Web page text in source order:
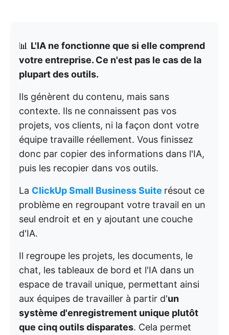
📊 L'IA ne fonctionne que si elle comprend
votre entreprise. Ce n'est pas le cas de la
plupart des outils.
Ils génèrent du contenu, mais sans
contexte. Ils ne connaissent pas vos
projets, vos clients, ni la façon dont votre
équipe travaille réellement. Vous finissez
donc par copier des informations dans l'IA,
puis les recopier dans vos outils.
La ClickUp Small Business Suite résout ce
problème en regroupant votre travail en un
seul endroit et en y ajoutant une couche
d'IA.
Il regroupe les projets, les documents, le
chat, les tableaux de bord et l'IA dans un
espace de travail unique, permettant ainsi
aux équipes de travailler à partir d'un
système d'enregistrement unique plutôt
que cinq outils disparates. Cela permet